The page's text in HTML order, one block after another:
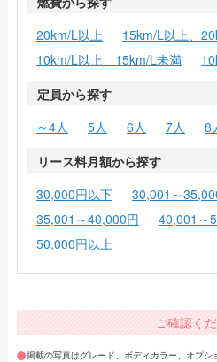
20km/L以上
15km/L以上、
10km/L以上、15km/L未満
定員から探す
～4人
5人 6人 7人
8
リース料月額から探す
30,000円以下
30,001～
35,001～40,000円
40,001～
50,000円以上
ご確認く
掲載の写真はグレード、ボディカラー、オプシ